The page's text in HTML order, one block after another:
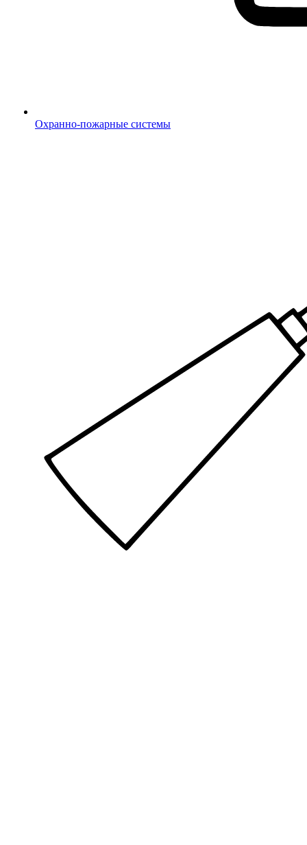
Охранно-пожарные системы